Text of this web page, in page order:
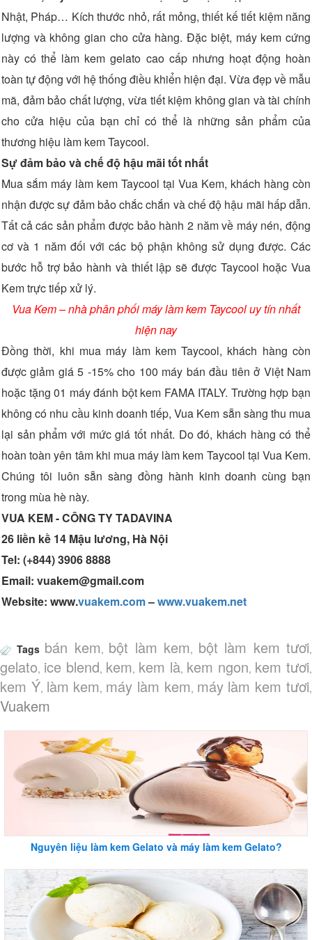
Nhật, Pháp… Kích thước nhỏ, rất mỏng, thiết kế tiết kiệm năng
lượng và không gian cho cửa hàng. Đặc biệt, máy kem cứng
này có thể làm kem gelato cao cấp nhưng hoạt động hoàn
toàn tự động với hệ thống điều khiển hiện đại. Vừa đẹp về mẫu
mã, đảm bảo chất lượng, vừa tiết kiệm không gian và tài chính
cho cửa hiệu của bạn chỉ có thể là những sản phẩm của
thương hiệu làm kem Taycool.
Sự đảm bảo và chế độ hậu mãi tốt nhất
Mua sắm máy làm kem Taycool tại Vua Kem, khách hàng còn
nhận được sự đảm bảo chắc chắn và chế độ hậu mãi hấp dẫn.
Tất cả các sản phẩm được bảo hành 2 năm về máy nén, động
cơ và 1 năm đối với các bộ phận không sử dụng được. Các
bước hỗ trợ bảo hành và thiết lập sẽ được Taycool hoặc Vua
Kem trực tiếp xử lý.
Vua Kem – nhà phân phối máy làm kem Taycool uy tín nhất
hiện nay
Đồng thời, khi mua máy làm kem Taycool, khách hàng còn
được giảm giá 5 -15% cho 100 máy bán đầu tiên ở Việt Nam
hoặc tặng 01 máy đánh bột kem FAMA ITALY. Trường hợp bạn
không có nhu cầu kinh doanh tiếp, Vua Kem sẵn sàng thu mua
lại sản phẩm với mức giá tốt nhất. Do đó, khách hàng có thể
hoàn toàn yên tâm khi mua máy làm kem Taycool tại Vua Kem.
Chúng tôi luôn sẵn sàng đồng hành kinh doanh cùng bạn
trong mùa hè này.
VUA KEM - CÔNG TY TADAVINA
26 liền kề 14 Mậu lương, Hà Nội
Tel: (+844) 3906 8888
Email: vuakem@gmail.com
Website: www.vuakem.com–www.vuakem.net
Tags bán kem, bột làm kem, bột làm kem tươi,
gelato, ice blend, kem, kem là, kem ngon, kem tươi,
kem Ý, làm kem, máy làm kem, máy làm kem tươi,
Vuakem
Nguyên liệu làm kem Gelato và máy làm kem Gelato?